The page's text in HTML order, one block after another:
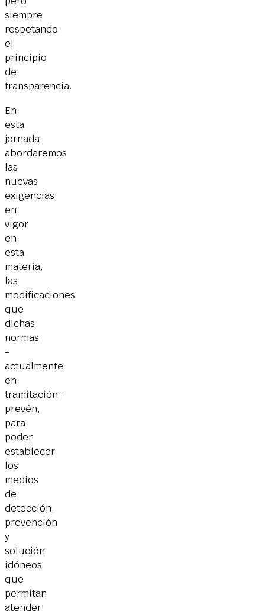
siempre
respetando
el
principio
de
transparencia.
En
esta
jornada
abordaremos
las
nuevas
exigencias
en
vigor
en
esta
materia,
las
modificaciones
que
dichas
normas
-
actualmente
en
tramitación-
prevén,
para
poder
establecer
los
medios
de
detección,
prevención
y
solución
idóneos
que
permitan
atender